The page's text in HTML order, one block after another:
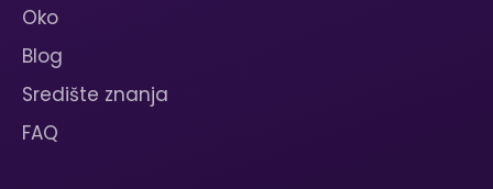
Oko
Blog
Središte znanja
FAQ